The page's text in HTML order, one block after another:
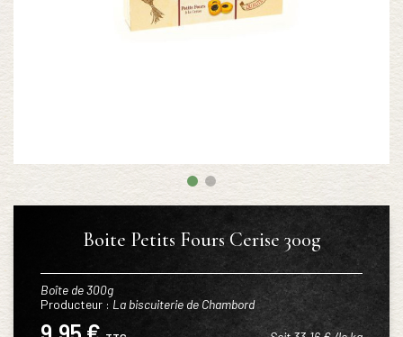
Boite Petits Fours Cerise 300g
Boîte de 300g
Producteur : La biscuiterie de Chambord